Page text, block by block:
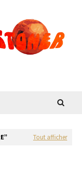
Tout afficher